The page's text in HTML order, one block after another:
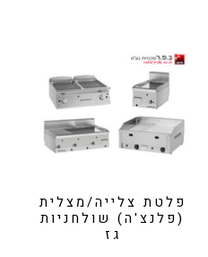
פלטת צלייה/מצלית
(פלנצ'ה) שולחניות
גז